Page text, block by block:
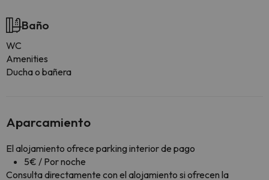
Baño
WC
Amenities
Ducha o bañera
Aparcamiento
El alojamiento ofrece parking interior de pago
5€ / Por noche
Consulta directamente con el alojamiento si ofrecen la